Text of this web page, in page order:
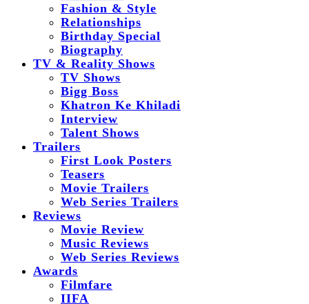
Fashion & Style
Relationships
Birthday Special
Biography
TV & Reality Shows
TV Shows
Bigg Boss
Khatron Ke Khiladi
Interview
Talent Shows
Trailers
First Look Posters
Teasers
Movie Trailers
Web Series Trailers
Reviews
Movie Review
Music Reviews
Web Series Reviews
Awards
Filmfare
IIFA